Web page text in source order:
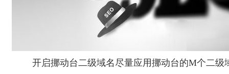
开启挪动台二级域名尽量应用挪动台的M个二级